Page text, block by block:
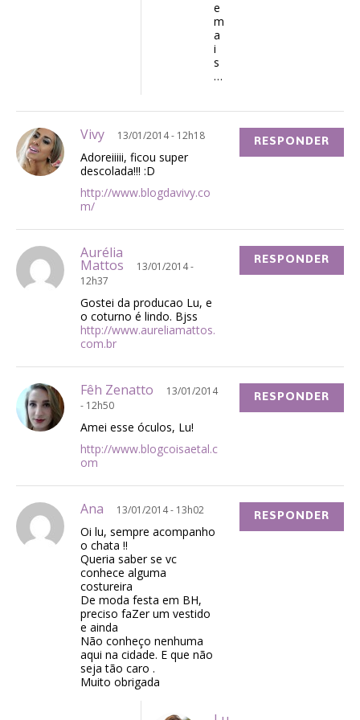
e
m
a
i
s
…
Vivy 13/01/2014 - 12h18
Adoreiiiii, ficou super
descolada!!! :D
http://www.blogdavivy.co
m/
RESPONDER
Aurélia
Mattos
13/01/2014 -
12h37
Gostei da producao Lu, e
o coturno é lindo. Bjss
http://www.aureliamattos.
com.br
RESPONDER
Fêh Zenatto
13/01/2014
- 12h50
Amei esse óculos, Lu!
http://www.blogcoisaetal.c
om
RESPONDER
Ana 13/01/2014 - 13h02
Oi lu, sempre acompanho
o chata !!
Queria saber se vc
conhece alguma
costureira
De moda festa em BH,
preciso faZer um vestido
e ainda
Não conheço nenhuma
aqui na cidade. E que não
seja tão caro .
Muito obrigada
RESPONDER